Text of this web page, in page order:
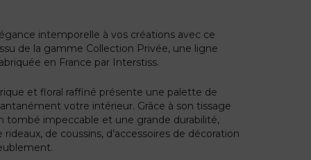
intemporelle à vos créations avec ce
de la gamme Collection Privée, une ligne
en France par Interstiss.
et floral raffiné présente une palette de
votre intérieur. Grâce à son tissage
tombé impeccable et une grande durabilité,
de coussins, d’accessoires de décoration